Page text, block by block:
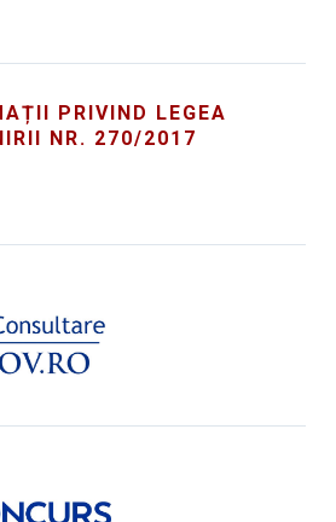
PRIVIND LEGEA
NR. 270/2017